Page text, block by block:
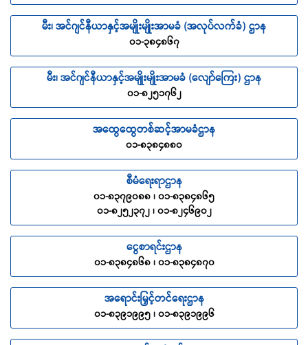
မီး၊ အင်ဂျင်နီယာနှင့်အမျိုးမျိုးအာမခံ (အလုပ်လက်ခံ) ဌာန
၀၁-၃၈၄၈၆၇
မီး၊ အင်ဂျင်နီယာနှင့်အမျိုးမျိုးအာမခံ (လျော်ကြေး) ဌာန
၀၁-၈၂၅၁၇၆၂
အထွေထွေတစ်ဆင့်အာမခံဌာန
၀၁-၈၃၈၄၈၈၀
စီမံရေးရာဌာန
၀၁-၈၃၇၉၀၈၈ ၊ ၀၁-၈၃၈၄၈၆၅
၀၁-၈၂၅၂၃၇၂ ၊ ၀၁-၈၂၄၆၉၀၂
ငွေစာရင်းဌာန
၀၁-၈၃၈၄၈၆၈ ၊ ၀၁-၈၃၈၄၈၇၀
အရောင်းမြှင့်တင်ရေးဌာန
၀၁-၈၃၉၁၉၉၅ ၊ ၀၁-၈၃၉၁၉၉၆